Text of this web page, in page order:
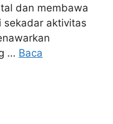
dan membawa
sekadar aktivitas
… Baca